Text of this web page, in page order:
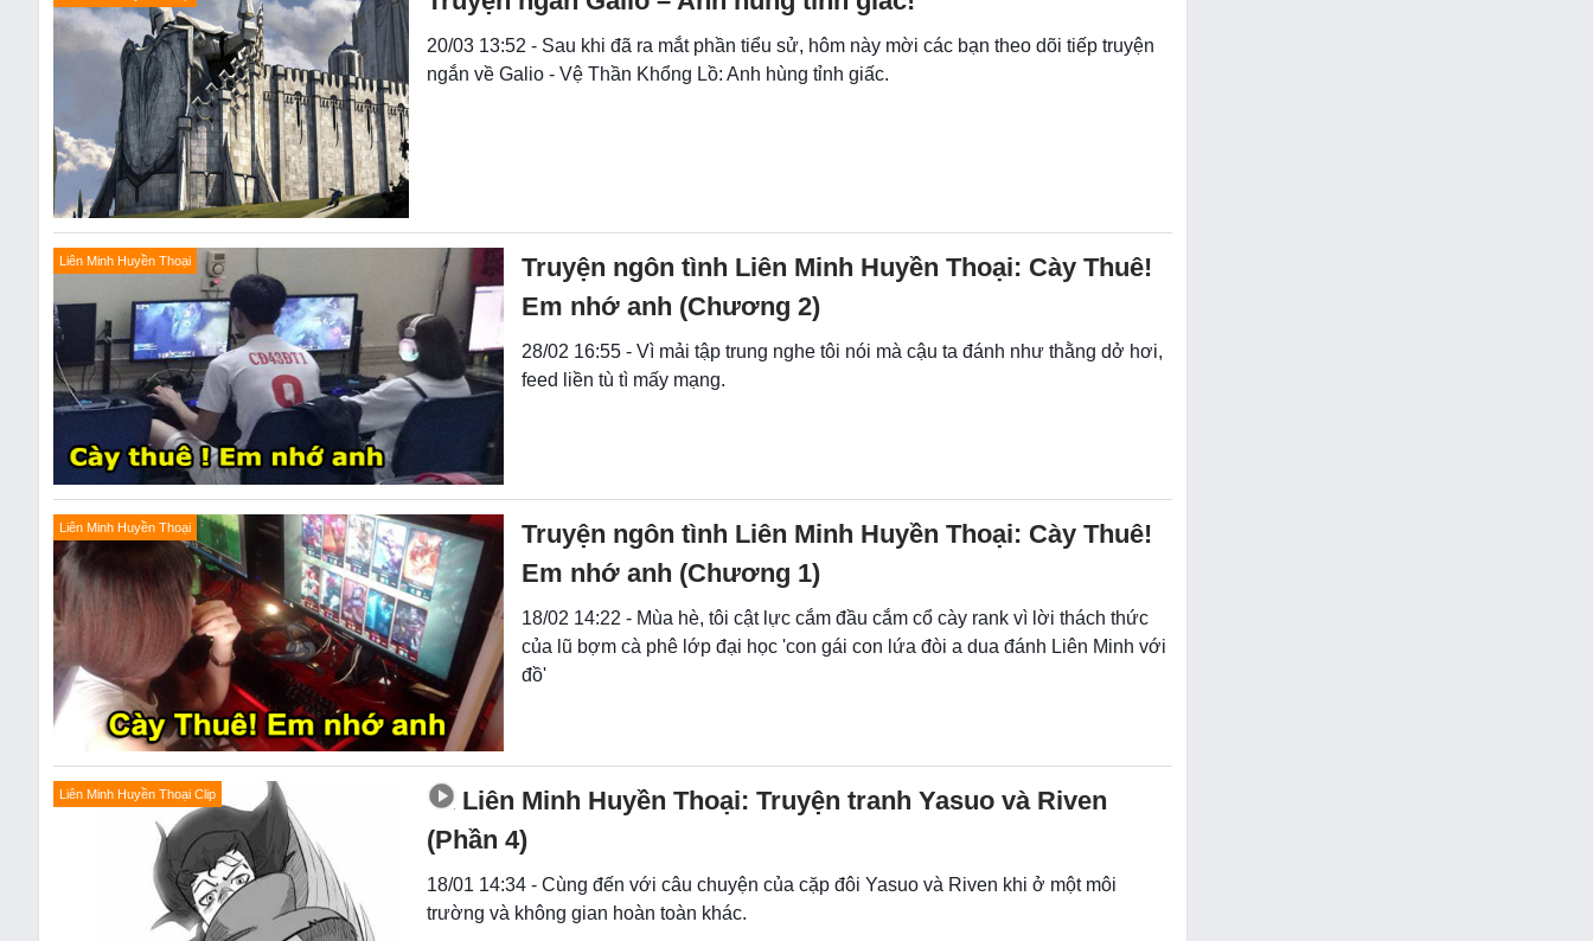
20/03 13:52 - Sau khi đã ra mắt phần tiểu sử, hôm này mời các bạn theo dõi tiếp truyện
ngắn về Galio - Vệ Thần Khổng Lồ: Anh hùng tỉnh giấc.
Liên Minh Huyền Thoại
Truyện ngôn tình Liên Minh Huyền Thoại: Cày Thuê!
Em nhớ anh (Chương 2)
28/02 16:55 - Vì mải tập trung nghe tôi nói mà cậu ta đánh như thằng dở hơi,
feed liền tù tì mấy mạng.
Liên Minh Huyền Thoại
Truyện ngôn tình Liên Minh Huyền Thoại: Cày Thuê!
Em nhớ anh (Chương 1)
18/02 14:22 - Mùa hè, tôi cật lực cắm đầu cắm cổ cày rank vì lời thách thức
của lũ bợm cà phê lớp đại học 'con gái con lứa đòi a dua đánh Liên Minh với
đồ'
Liên Minh Huyền Thoại Clip
Liên Minh Huyền Thoại: Truyện tranh Yasuo và Riven
(Phần 4)
18/01 14:34 - Cùng đến với câu chuyện của cặp đôi Yasuo và Riven khi ở một môi
trường và không gian hoàn toàn khác.